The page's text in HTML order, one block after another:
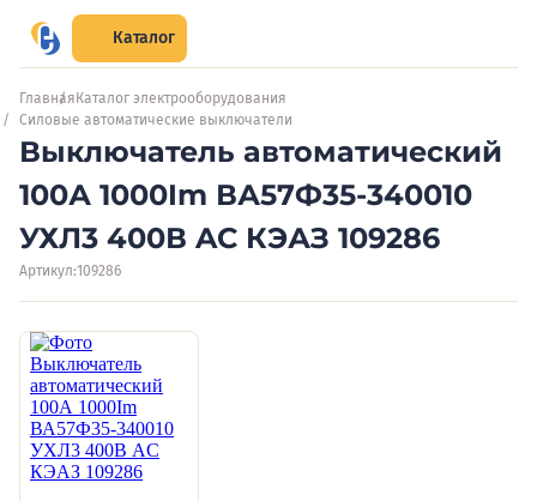
Каталог
Главная Каталог электрооборудования
Силовые автоматические выключатели
Выключатель автоматический
100А 1000Im ВА57Ф35-340010
УХЛ3 400В AC КЭАЗ 109286
Артикул:109286